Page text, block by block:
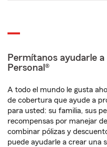
Permítanos ayudarle
Personal®
A todo el mundo le gusta
de cobertura que ayude a
para usted: su familia, sus
recompensas por manejar
combinar pólizas y
puede ayudarle a crear una